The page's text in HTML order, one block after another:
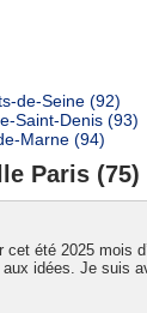
de-Seine (92)
Saint-Denis (93)
Marne (94)
Paris (75)
été 2025 mois
idées. Je suis